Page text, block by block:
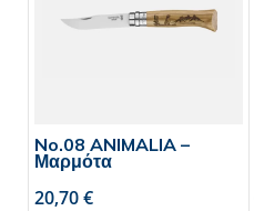
No.08 ANIMALIA –
Μαρμότα
€